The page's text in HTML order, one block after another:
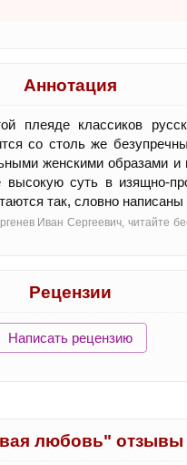
Аннотация
плеяде классиков
со столь же
женскими образами
высокую суть в изящно-
так, словно
Иван Сергеевич, читайте
Рецензии
Написать рецензию
любовь" отзывы